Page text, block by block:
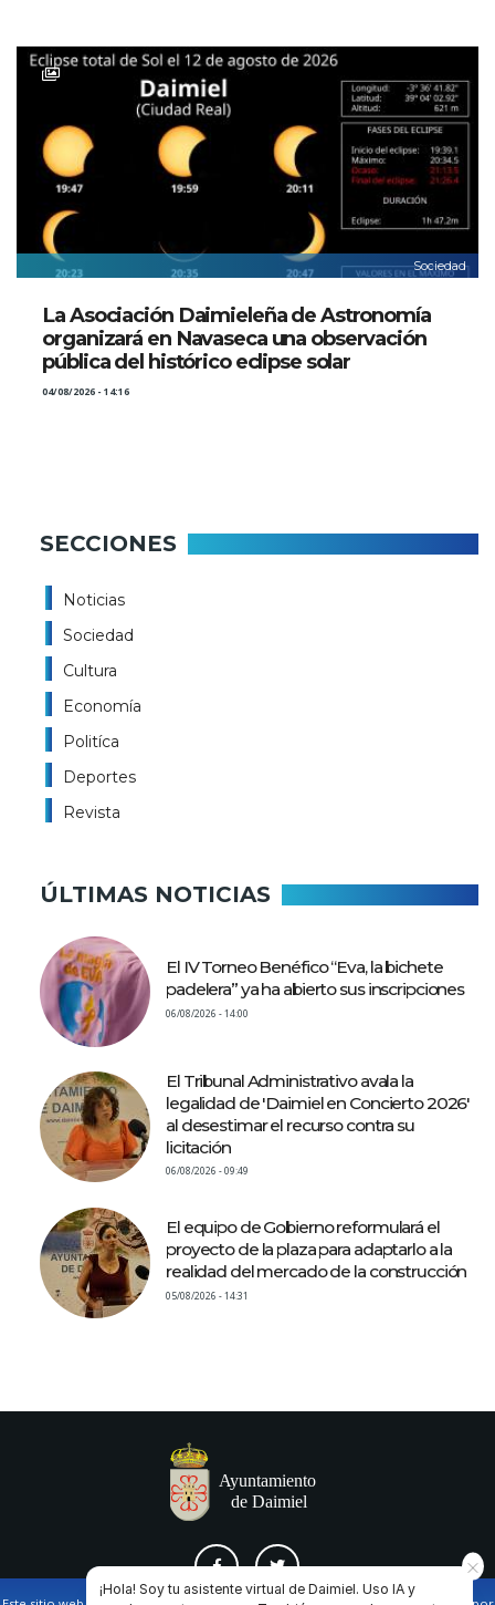
Sociedad
La Asociación Daimieleña de Astronomía
organizará en Navaseca una observación
pública del histórico eclipse solar
04/08/2026 - 14:16
SECCIONES
Noticias
Sociedad
Cultura
Economía
Politíca
Deportes
Revista
ÚLTIMAS NOTICIAS
El IV Torneo Benéfico “Eva, la bichete
padelera” ya ha abierto sus inscripciones
06/08/2026 - 14:00
El Tribunal Administrativo avala la
legalidad de 'Daimiel en Concierto 2026'
al desestimar el recurso contra su
licitación
06/08/2026 - 09:49
El equipo de Gobierno reformulará el
proyecto de la plaza para adaptarlo a la
realidad del mercado de la construcción
05/08/2026 - 14:31
¡Hola! Soy tu asistente virtual de Daimiel. Uso IA y